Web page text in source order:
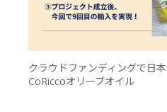
クラウドファンディングで日
CoRiccoオリーブオイル